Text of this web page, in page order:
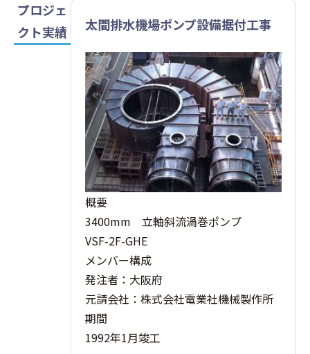
プロジェ
クト実績
太間排水機場ポンプ設備据付工事
概要
3400mm 立軸斜流渦巻ポンプ
VSF-2F-GHE
メンバー構成
発注者：大阪府
元請会社：株式会社電業社機械製作所
期間
1992年1月竣工